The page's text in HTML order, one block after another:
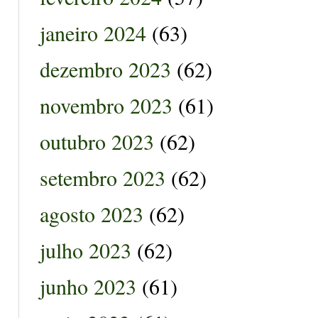
janeiro 2024 (63)
dezembro 2023 (62)
novembro 2023 (61)
outubro 2023 (62)
setembro 2023 (62)
agosto 2023 (62)
julho 2023 (62)
junho 2023 (61)